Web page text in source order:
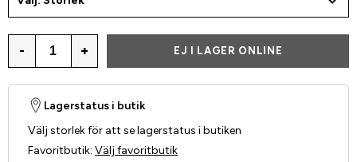
- + EJ I LAGER ONLINE
Lagerstatus i butik
Välj storlek för att se lagerstatus i butiken
Favoritbutik: Välj favoritbutik